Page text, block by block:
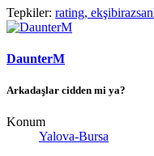
Tepkiler: rating,
DaunterM
Arkadaşlar cidden mi ya?
Konum
Yalova-Bursa